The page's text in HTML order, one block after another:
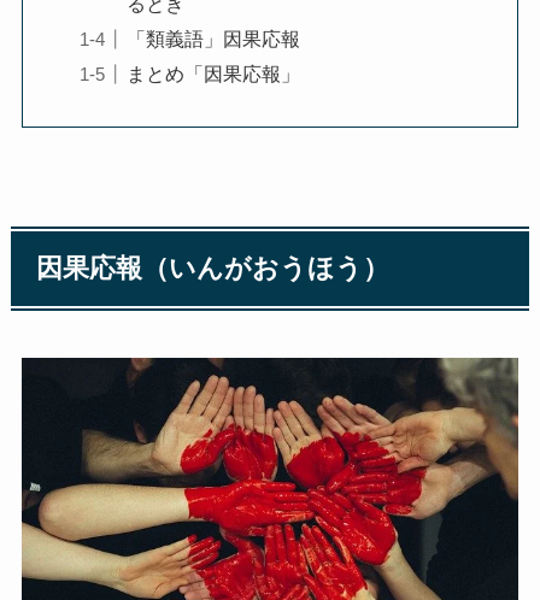
「類義語」因果応報
まとめ「因果応報」
因果応報（いんがおうほう）